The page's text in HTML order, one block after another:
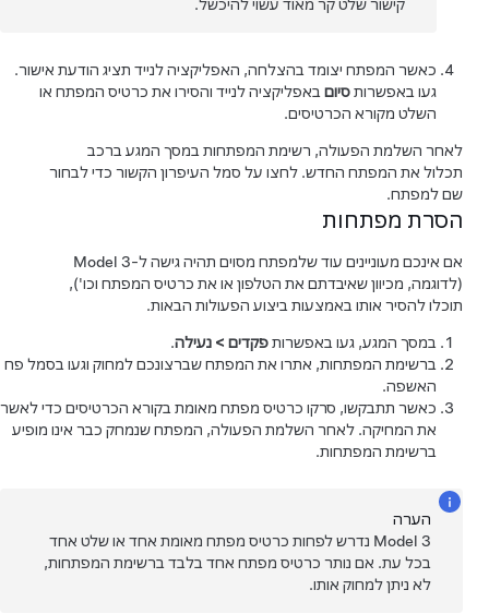
קישור שלט קר מאוד עשוי להיכשל.
כאשר המפתח יצומד בהצלחה, האפליקציה לנייד תציג הודעת אישור.
געו באפשרותסיוםבאפליקציה לנייד והסירו את כרטיס המפתח או
השלט מקורא הכרטיסים.
לאחר השלמת הפעולה, רשימת המפתחות במסך המגע ברכב
תכלול את המפתח החדש. לחצו על סמל העיפרון הקשור כדי לבחור
שם למפתח.
הסרת מפתחות
אם אינכם מעוניינים עוד שלמפתח מסוים תהיה גישה ל-Model 3
(לדוגמה, מכיוון שאיבדתם את הטלפון או את כרטיס המפתח וכו'),
תוכלו להסיר אותו באמצעות ביצוע הפעולות הבאות.
במסך המגע, געו באפשרותפקדים>נעילה.
ברשימת המפתחות, אתרו את המפתח שברצונכם למחוק וגעו בסמל פח
האשפה.
כאשר תתבקשו, סרקו כרטיס מפתח מאומת בקורא הכרטיסים כדי לאשר
את המחיקה. לאחר השלמת הפעולה, המפתח שנמחק כבר אינו מופיע
ברשימת המפתחות.
הערה
Model 3נדרש לפחות כרטיס מפתח מאומת אחד או שלט אחד
בכל עת. אם נותר כרטיס מפתח אחד בלבד ברשימת המפתחות,
לא ניתן למחוק אותו.